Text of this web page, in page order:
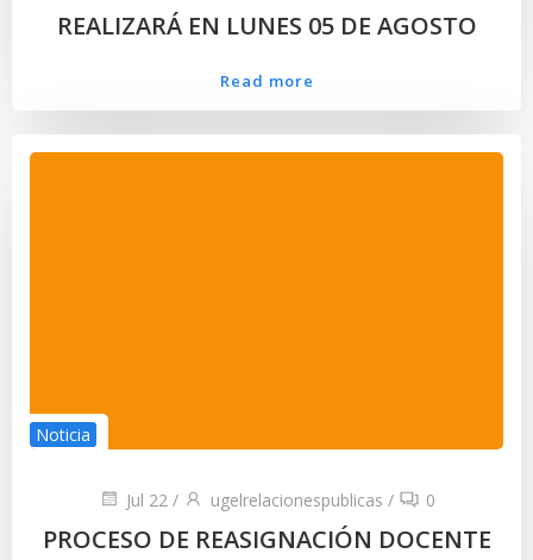
REALIZARÁ EN LUNES 05 DE AGOSTO
Read more
Noticia
Jul 22 / ugelrelacionespublicas / 0
PROCESO DE REASIGNACIÓN DOCENTE